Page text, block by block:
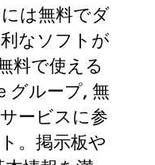
は無料でダ
なソフトが
料で使える
グループ, 無
ービスに参
。掲示板や